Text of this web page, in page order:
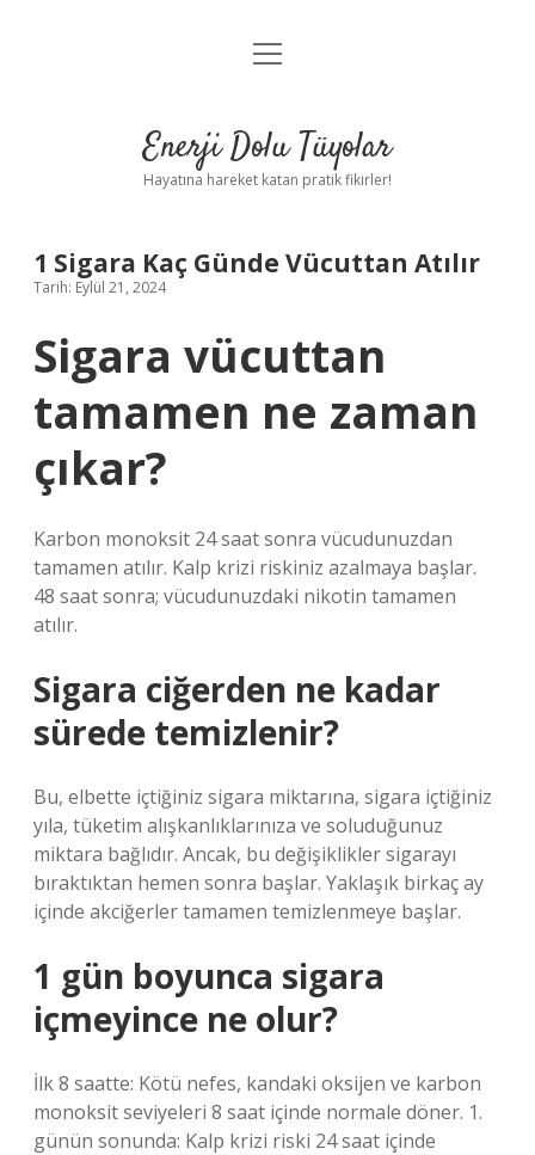
Anasayfa
Yasal Uyarı
menüyü
Enerji Dolu Tüyolar
Hayatına hareket katan pratik fikirler!
1 Sigara Kaç Günde Vücuttan Atılır
Tarih: Eylül 21, 2024
Sigara vücuttan
tamamen ne zaman
çıkar?
Karbon monoksit 24 saat sonra vücudunuzdan
tamamen atılır. Kalp krizi riskiniz azalmaya başlar.
48 saat sonra; vücudunuzdaki nikotin tamamen
atılır.
Sigara ciğerden ne kadar
sürede temizlenir?
Bu, elbette içtiğiniz sigara miktarına, sigara içtiğiniz
yıla, tüketim alışkanlıklarınıza ve soluduğunuz
miktara bağlıdır. Ancak, bu değişiklikler sigarayı
bıraktıktan hemen sonra başlar. Yaklaşık birkaç ay
içinde akciğerler tamamen temizlenmeye başlar.
1 gün boyunca sigara
içmeyince ne olur?
İlk 8 saatte: Kötü nefes, kandaki oksijen ve karbon
monoksit seviyeleri 8 saat içinde normale döner. 1.
günün sonunda: Kalp krizi riski 24 saat içinde